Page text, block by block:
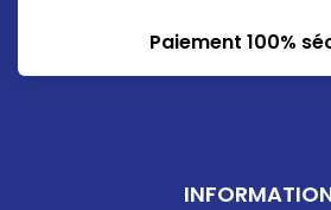
Paiement 100%